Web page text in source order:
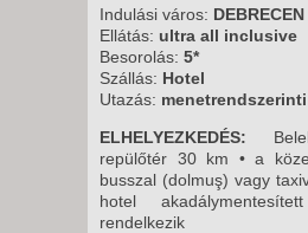
2026. SZEPTEMBER
PÉNTEK -
8 NAP / 7 ÉJSZAKA
Indulási város: DEBRECEN
Ellátás: ultra all inclusive
Besorolás: 5*
Szállás: Hotel
Utazás:
ELHELYEZKEDÉS:
repülőtér 30 km • a
busszal (dolmuş) vagy
hotel
rendelkezik